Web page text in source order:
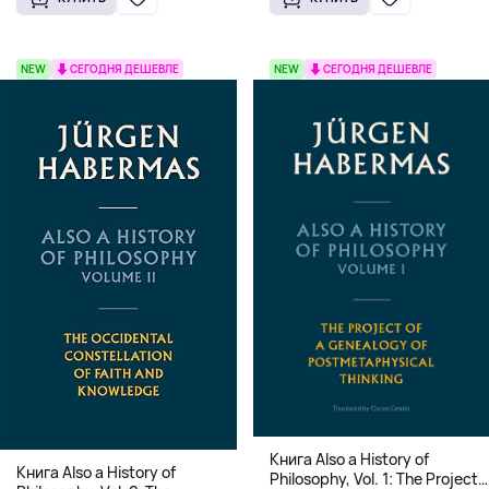
переплет)
NEW СЕГОДНЯ ДЕШЕВЛЕ
Книга Also a History of
NEW СЕГОДНЯ ДЕШЕВЛЕ
Книга Also a History of
Philosophy, Vol. 1: The Project